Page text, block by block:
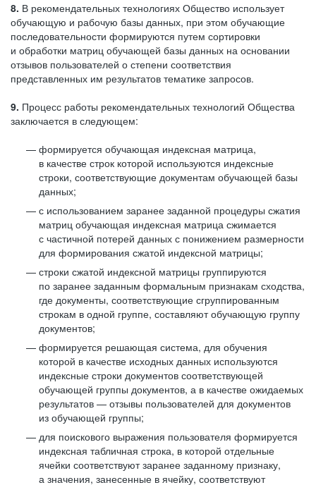
8. В рекомендательных технологиях Общество использует
обучающую и рабочую базы данных, при этом обучающие
последовательности формируются путем сортировки
и обработки матриц обучающей базы данных на основании
отзывов пользователей о степени соответствия
представленных им результатов тематике запросов.
9. Процесс работы рекомендательных технологий Общества
заключается в следующем:
формируется обучающая индексная матрица,
в качестве строк которой используются индексные
строки, соответствующие документам обучающей базы
данных;
с использованием заранее заданной процедуры сжатия
матриц обучающая индексная матрица сжимается
с частичной потерей данных с понижением размерности
для формирования сжатой индексной матрицы;
строки сжатой индексной матрицы группируются
по заранее заданным формальным признакам сходства,
где документы, соответствующие сгруппированным
строкам в одной группе, составляют обучающую группу
документов;
формируется решающая система, для обучения
которой в качестве исходных данных используются
индексные строки документов соответствующей
обучающей группы документов, а в качестве ожидаемых
результатов — отзывы пользователей для документов
из обучающей группы;
для поискового выражения пользователя формируется
индексная табличная строка, в которой отдельные
ячейки соответствуют заранее заданному признаку,
а значения, занесенные в ячейку, соответствуют